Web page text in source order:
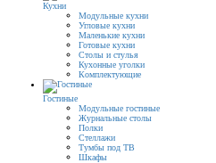
Кухни
Модульные кухни
Угловые кухни
Маленькие кухни
Готовые кухни
Столы и стулья
Кухонные уголки
Комплектующие
Гостиные
Модульные гостиные
Журнальные столы
Полки
Стеллажи
Тумбы под ТВ
Шкафы